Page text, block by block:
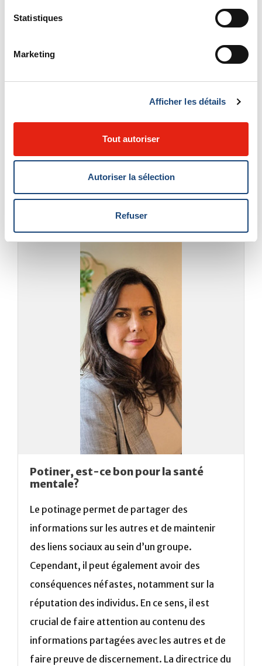
Statistiques
Marketing
Afficher les détails
Tout autoriser
Autoriser la sélection
Refuser
appelée DocTocToc vient de voir le jour dans
le nord de Montréal afin de répondre aux
besoins de santé des enfants de cinq ans et
moins. Il s’agit d’une initiative de la
Rislaine Benkelfat, pédiatre à l’Hôpital de
Montréal pour enfants.CityNews
Potiner, est-ce bon pour la santé
mentale?
Le potinage permet de partager des
informations sur les autres et de maintenir
des liens sociaux au sein d’un groupe.
Cependant, il peut également avoir des
conséquences néfastes, notamment sur la
réputation des individus. En ce sens, il est
crucial de faire attention au contenu des
informations partagées avec les autres et de
faire preuve de discernement. La directrice du